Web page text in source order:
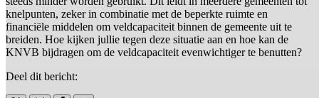
knelpunten, zeker in combinatie met de beperkte ruimte en
financiële middelen om veldcapaciteit binnen de gemeente uit te
breiden. Hoe kijken jullie tegen deze situatie aan en hoe kan de
KNVB bijdragen om de veldcapaciteit evenwichtiger te benutten?
Deel dit bericht: